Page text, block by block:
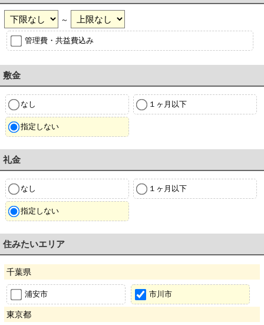
～
管理費・共益費込み
敷金
なし １ヶ月以下
指定しない
礼金
なし １ヶ月以下
指定しない
住みたいエリア
千葉県
浦安市 市川市
東京都